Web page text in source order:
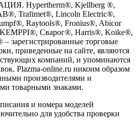
Hypertherm®, Kjellberg ®,
Trafimet®, Lincoln Electric®,
Raytools®, Fronius®, Abicor
Сварог®, Harris®, Koike®,
зарегистрированные торговые
приведенные на сайте, являются
компаний, и упоминаются
Plazma-online.ru никоим образом
производителями и
товарными знаками.
и номера моделей
для удобства проверки